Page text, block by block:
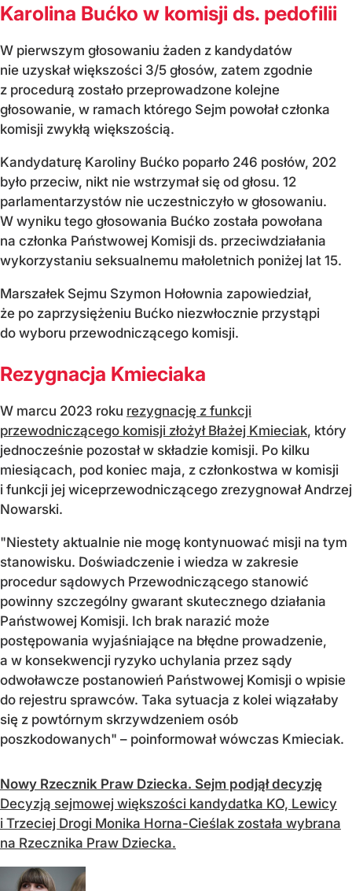
Karolina Bućko w komisji ds. pedofilii
W pierwszym głosowaniu żaden z kandydatów
nie uzyskał większości 3/5 głosów, zatem zgodnie
z procedurą zostało przeprowadzone kolejne
głosowanie, w ramach którego Sejm powołał członka
komisji zwykłą większością.
Kandydaturę Karoliny Bućko poparło 246 posłów, 202
było przeciw, nikt nie wstrzymał się od głosu. 12
parlamentarzystów nie uczestniczyło w głosowaniu.
W wyniku tego głosowania Bućko została powołana
na członka Państwowej Komisji ds. przeciwdziałania
wykorzystaniu seksualnemu małoletnich poniżej lat 15.
Marszałek Sejmu Szymon Hołownia zapowiedział,
że po zaprzysiężeniu Bućko niezwłocznie przystąpi
do wyboru przewodniczącego komisji.
Rezygnacja Kmieciaka
W marcu 2023 roku rezygnację z funkcji
przewodniczącego komisji złożył Błażej Kmieciak, który
jednocześnie pozostał w składzie komisji. Po kilku
miesiącach, pod koniec maja, z członkostwa w komisji
i funkcji jej wiceprzewodniczącego zrezygnował Andrzej
Nowarski.
"Niestety aktualnie nie mogę kontynuować misji na tym
stanowisku. Doświadczenie i wiedza w zakresie
procedur sądowych Przewodniczącego stanowić
powinny szczególny gwarant skutecznego działania
Państwowej Komisji. Ich brak narazić może
postępowania wyjaśniające na błędne prowadzenie,
a w konsekwencji ryzyko uchylania przez sądy
odwoławcze postanowień Państwowej Komisji o wpisie
do rejestru sprawców. Taka sytuacja z kolei wiązałaby
się z powtórnym skrzywdzeniem osób
poszkodowanych" – poinformował wówczas Kmieciak.
Nowy Rzecznik Praw Dziecka. Sejm podjął decyzję
Decyzją sejmowej większości kandydatka KO, Lewicy
i Trzeciej Drogi Monika Horna-Cieślak została wybrana
na Rzecznika Praw Dziecka.